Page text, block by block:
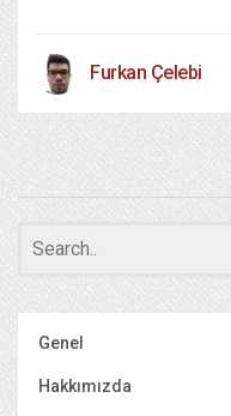
Furkan Çelebi
Genel
Hakkımızda